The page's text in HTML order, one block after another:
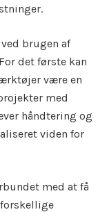
brugen af
det første kan
være en
med
håndtering og
viden for
med at få